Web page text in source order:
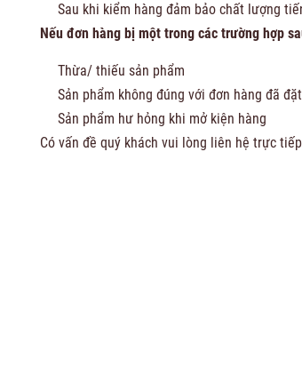
Sau khi kiểm hàng đảm bảo chất lượng
Nếu đơn hàng bị một trong các trường hợp
Thừa/ thiếu sản phẩm
Sản phẩm không đúng với đơn hàng đã đặt
Sản phẩm hư hỏng khi mở kiện hàng
Có vấn đề quý khách vui lòng liên hệ trực